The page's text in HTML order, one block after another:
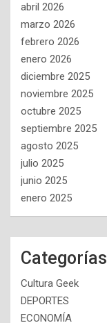
abril 2026
marzo 2026
febrero 2026
enero 2026
diciembre 2025
noviembre 2025
octubre 2025
septiembre 2025
agosto 2025
julio 2025
junio 2025
enero 2025
Categorías
Cultura Geek
DEPORTES
ECONOMÍA